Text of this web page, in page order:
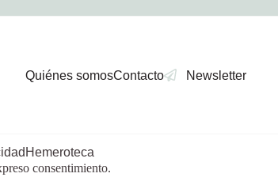
Quiénes somosContacto Newsletter
Hemeroteca
consentimiento.